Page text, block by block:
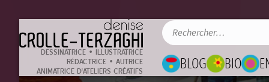
DESSINATRICE • ILLUSTRATRICE
RÉDACTRICE • AUTRICE
ANIMATRICE D'ATELIERS CRÉATIFS
BLOG BIO